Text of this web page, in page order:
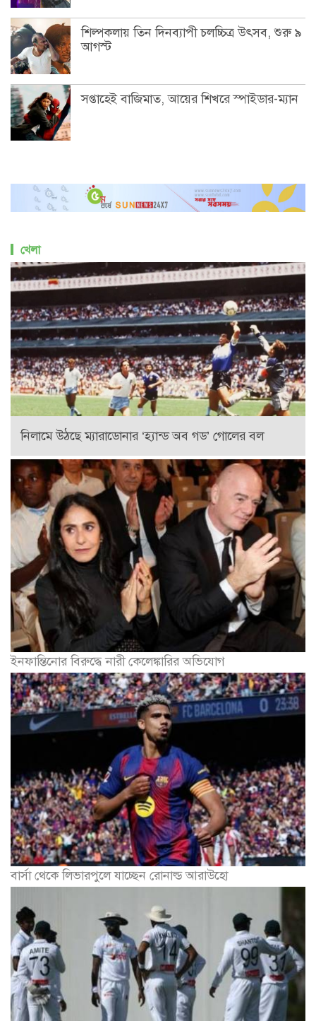
শিল্পকলায় তিন দিনব্যাপী চলচ্চিত্র উৎসব, শুরু ৯
আগস্ট
সপ্তাহেই বাজিমাত, আয়ের শিখরে স্পাইডার-ম্যান
খেলা
নিলামে উঠছে ম্যারাডোনার ‘হ্যান্ড অব গড’ গোলের বল
ইনফান্তিনোর বিরুদ্ধে নারী কেলেঙ্কারির অভিযোগ
বার্সা থেকে লিভারপুলে যাচ্ছেন রোনাল্ড আরাউহো